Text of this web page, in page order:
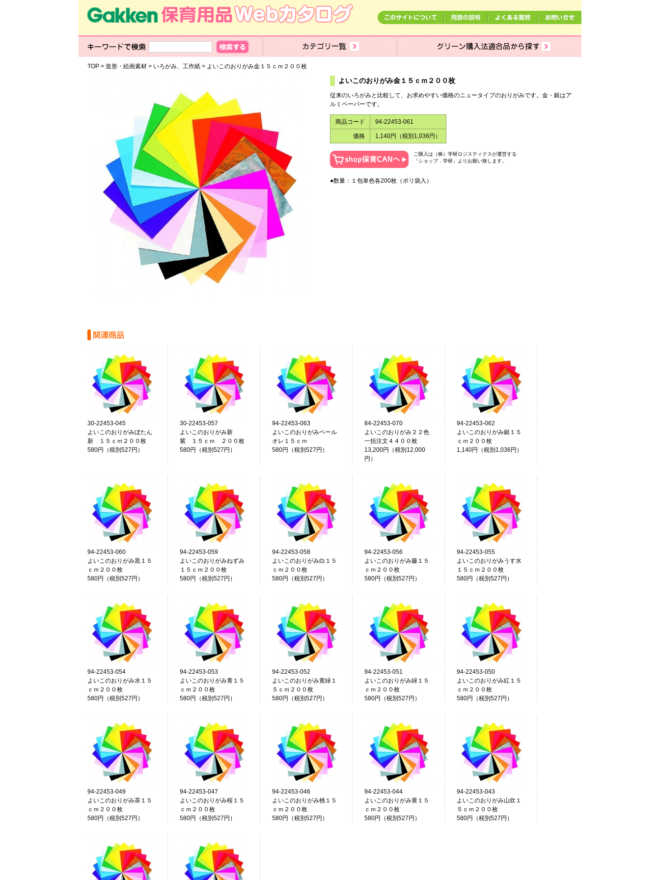
TOP> 造形・絵画素材> いろがみ、工作紙> よいこのおりがみ金１５ｃｍ２００枚
よいこのおりがみ金１５ｃｍ２００枚
従来のいろがみと比較して、お求めやすい価格のニュータイプのおりがみです。金・銀はア
ルミペーパーです。
商品コード 94-22453-061
価格 1,140円（税別1,036円）
ご購入は（株）学研ロジスティクスが運営する
「ショップ．学研」よりお願い致します。
●数量：１包単色各200枚（ポリ袋入）
30-22453-045
よいこのおりがみぼたん
新 １５ｃｍ２００枚
580円（税別527円）
30-22453-057
よいこのおりがみ新
紫 １５ｃｍ ２００枚
580円（税別527円）
94-22453-063
よいこのおりがみペール
オレ１５ｃｍ
580円（税別527円）
84-22453-070
よいこのおりがみ２２色
一括注文４４００枚
13,200円（税別12,000
円）
94-22453-062
よいこのおりがみ銀１５
ｃｍ２００枚
1,140円（税別1,036円）
94-22453-060
よいこのおりがみ黒１５
ｃｍ２００枚
580円（税別527円）
94-22453-059
よいこのおりがみねずみ
１５ｃｍ２００枚
580円（税別527円）
94-22453-058
よいこのおりがみ白１５
ｃｍ２００枚
580円（税別527円）
94-22453-056
よいこのおりがみ藤１５
ｃｍ２００枚
580円（税別527円）
94-22453-055
よいこのおりがみうす水
１５ｃｍ２００枚
580円（税別527円）
94-22453-054
よいこのおりがみ水１５
ｃｍ２００枚
580円（税別527円）
94-22453-053
よいこのおりがみ青１５
ｃｍ２００枚
580円（税別527円）
94-22453-052
よいこのおりがみ黄緑１
５ｃｍ２００枚
580円（税別527円）
94-22453-051
よいこのおりがみ緑１５
ｃｍ２００枚
580円（税別527円）
94-22453-050
よいこのおりがみ紅１５
ｃｍ２００枚
580円（税別527円）
94-22453-049
よいこのおりがみ茶１５
ｃｍ２００枚
580円（税別527円）
94-22453-047
よいこのおりがみ桜１５
ｃｍ２００枚
580円（税別527円）
94-22453-046
よいこのおりがみ桃１５
ｃｍ２００枚
580円（税別527円）
94-22453-044
よいこのおりがみ黄１５
ｃｍ２００枚
580円（税別527円）
94-22453-043
よいこのおりがみ山吹１
５ｃｍ２００枚
580円（税別527円）